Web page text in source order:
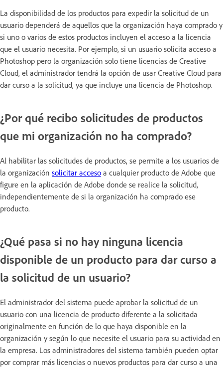
La disponibilidad de los productos para expedir la solicitud de un
usuario dependerá de aquellos que la organización haya comprado y
si uno o varios de estos productos incluyen el acceso a la licencia
que el usuario necesita. Por ejemplo, si un usuario solicita acceso a
Photoshop pero la organización solo tiene licencias de Creative
Cloud, el administrador tendrá la opción de usar Creative Cloud para
dar curso a la solicitud, ya que incluye una licencia de Photoshop.
¿Por qué recibo solicitudes de productos
que mi organización no ha comprado?
Al habilitar las solicitudes de productos, se permite a los usuarios de
la organización solicitar acceso a cualquier producto de Adobe que
figure en la aplicación de Adobe donde se realice la solicitud,
independientemente de si la organización ha comprado ese
producto.
¿Qué pasa si no hay ninguna licencia
disponible de un producto para dar curso a
la solicitud de un usuario?
El administrador del sistema puede aprobar la solicitud de un
usuario con una licencia de producto diferente a la solicitada
originalmente en función de lo que haya disponible en la
organización y según lo que necesite el usuario para su actividad en
la empresa. Los administradores del sistema también pueden optar
por comprar más licencias o nuevos productos para dar curso a una